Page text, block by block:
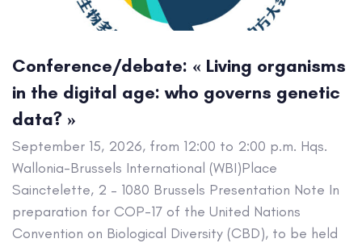
Conference/debate: « Living organisms
in the digital age: who governs genetic
data? »
September 15, 2026, from 12:00 to 2:00 p.m. Hqs.
Wallonia-Brussels International (WBI)Place
Sainctelette, 2 – 1080 Brussels Presentation Note In
preparation for COP-17 of the United Nations
Convention on Biological Diversity (CBD), to be held